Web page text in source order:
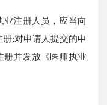
业注册人员，应当向
;对申请人提交的申
册并发放《医师执业